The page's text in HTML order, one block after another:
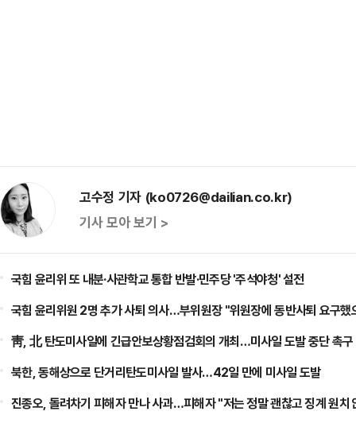
고수정 기자 (ko0726@dailian.co.kr)
기사 모아 보기 >
국힘 윤리위 또 내분·사관학교 통합 반발·민주당 '주석야청' 설전
국힘 윤리위원 2명 추가 사퇴 의사…부위원장 "위원장에 동반사퇴 요구했
靑, 北 탄도미사일에 긴급안보상황점검회의 개최…미사일 도발 중단 촉구
북한, 동해상으로 단거리탄도미사일 발사…42일 만에 미사일 도발
진종오, 돌려차기 피해자 만나 사과…피해자 "저는 정말 괜찮고 징계 원치